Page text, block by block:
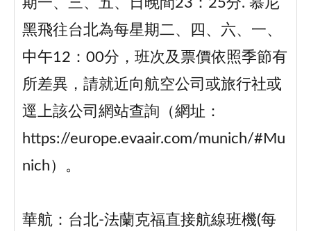
期一、三、五、日晚間23：25分. 慕尼
黑飛往台北為每星期二、四、六、一、
中午12：00分，班次及票價依照季節有
所差異，請就近向航空公司或旅行社或
逕上該公司網站查詢（網址：
https://europe.evaair.com/munich/#Mu
nich）。
華航：台北-法蘭克福直接航線班機(每